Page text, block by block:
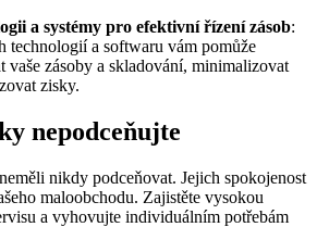
a systémy pro efektivní řízení zásob:
technologií a softwaru vám pomůže
vaše zásoby a skladování, minimalizovat
zisky.
nepodceňujte
nikdy podceňovat. Jejich spokojenost
maloobchodu. Zajistěte vysokou
a vyhovujte individuálním potřebám